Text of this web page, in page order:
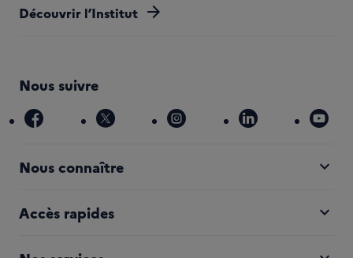
Découvrir l’Institut arrow_forward
Nous suivre
facebook x instagram linkedin
Nous connaître expand_more
Accès rapides expand_more